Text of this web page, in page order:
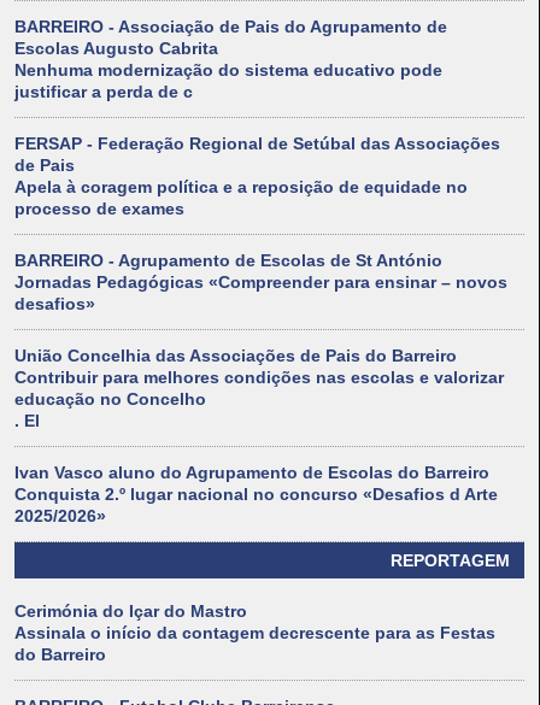
BARREIRO - Associação de Pais do Agrupamento de
Escolas Augusto Cabrita
Nenhuma modernização do sistema educativo pode
justificar a perda de c
FERSAP - Federação Regional de Setúbal das Associações
de Pais
Apela à coragem política e a reposição de equidade no
processo de exames
BARREIRO - Agrupamento de Escolas de St António
Jornadas Pedagógicas «Compreender para ensinar – novos
desafios»
União Concelhia das Associações de Pais do Barreiro
Contribuir para melhores condições nas escolas e valorizar
educação no Concelho
. El
Ivan Vasco aluno do Agrupamento de Escolas do Barreiro
Conquista 2.º lugar nacional no concurso «Desafios d Arte
2025/2026»
REPORTAGEM
Cerimónia do Içar do Mastro
Assinala o início da contagem decrescente para as Festas
do Barreiro